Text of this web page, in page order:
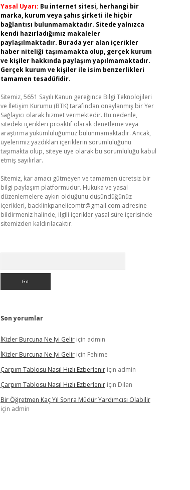
Yasal Uyarı: Bu internet sitesi, herhangi bir
marka, kurum veya şahıs şirketi ile hiçbir
bağlantısı bulunmamaktadır. Sitede yalnızca
kendi hazırladığımız makaleler
paylaşılmaktadır. Burada yer alan içerikler
haber niteliği taşımamakta olup, gerçek kurum
ve kişiler hakkında paylaşım yapılmamaktadır.
Gerçek kurum ve kişiler ile isim benzerlikleri
tamamen tesadüfidir.
Sitemiz, 5651 Sayılı Kanun gereğince Bilgi Teknolojileri
ve İletişim Kurumu (BTK) tarafından onaylanmış bir Yer
Sağlayıcı olarak hizmet vermektedir. Bu nedenle,
sitedeki içerikleri proaktif olarak denetleme veya
araştırma yükümlülüğümüz bulunmamaktadır. Ancak,
üyelerimiz yazdıkları içeriklerin sorumluluğunu
taşımakta olup, siteye üye olarak bu sorumluluğu kabul
etmiş sayılırlar.
Sitemiz, kar amacı gütmeyen ve tamamen ücretsiz bir
bilgi paylaşım platformudur. Hukuka ve yasal
düzenlemelere aykırı olduğunu düşündüğünüz
içerikleri, backlinkpanelicomtr@gmail.com adresine
bildirmeniz halinde, ilgili içerikler yasal süre içerisinde
sitemizden kaldırılacaktır.
Son yorumlar
İKizler Burcuna Ne Iyi Geliriçin admin
İKizler Burcuna Ne Iyi Geliriçin Fehime
Çarpım Tablosu Nasıl Hızlı Ezberleniriçin admin
Çarpım Tablosu Nasıl Hızlı Ezberleniriçin Dilan
Bir Öğretmen Kaç Yıl Sonra Müdür Yardımcısı Olabilir
için admin